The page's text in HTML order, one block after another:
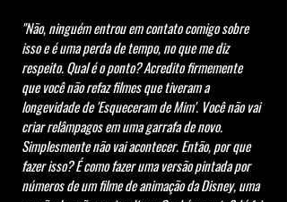
"Não, ninguém entrou em contato comigo sobre
isso e é uma perda de tempo, no que me diz
respeito. Qual é o ponto? Acredito firmemente
que você não refaz filmes que tiveram a
longevidade de 'Esqueceram de Mim'. Você não vai
criar relâmpagos em uma garrafa de novo.
Simplesmente não vai acontecer. Então, por que
fazer isso? É como fazer uma versão pintada por
números de um filme de animação da Disney, uma